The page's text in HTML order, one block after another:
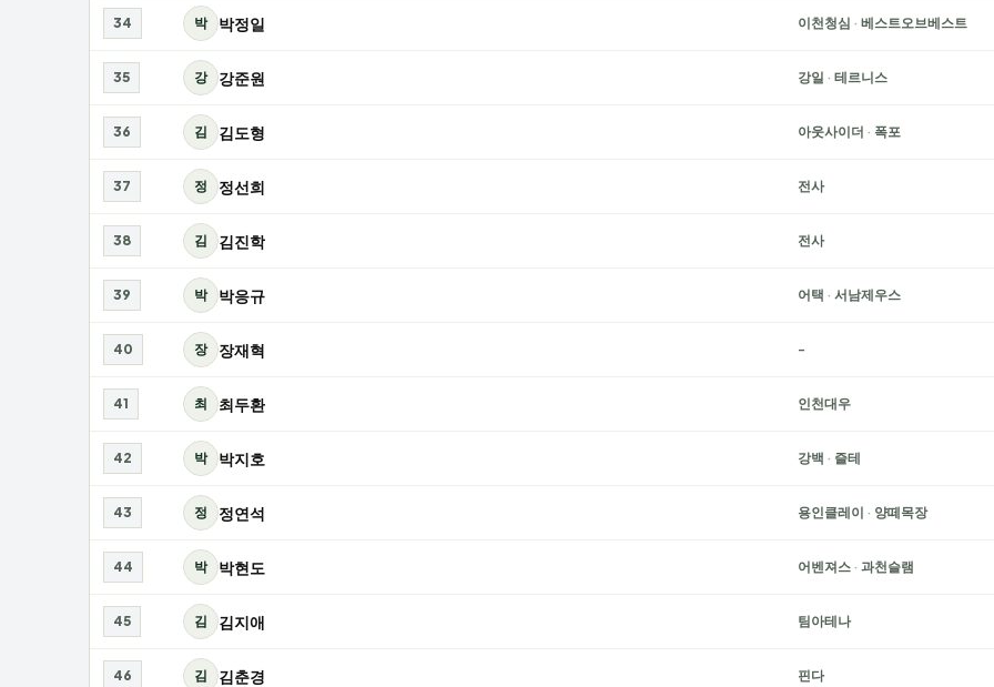
34 박 박정일 이천청심 · 베스트오브베스트
35 강 강준원 강일 · 테르니스
36 김 김도형 아웃사이더 · 폭포
37 정 정선희 전사
38 김 김진학 전사
39 박 박응규 어택 · 서남제우스
40 장 장재혁 -
41 최 최두환 인천대우
42 박 박지호 강백 · 즐테
43 정 정연석 용인클레이 · 양떼목장
44 박 박현도 어벤져스 · 과천슬램
45 김 김지애 팀아테나
46 김 김춘경 핀다